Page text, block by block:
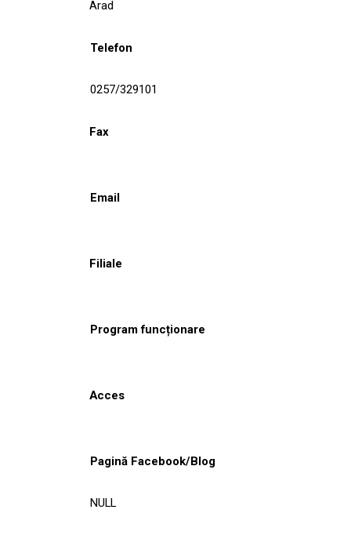
Arad
Telefon
0257/329101
Fax
Email
Filiale
Program funcționare
Acces
Pagină Facebook/Blog
NULL